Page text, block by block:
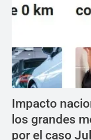
Impacto
los grandes
por el caso